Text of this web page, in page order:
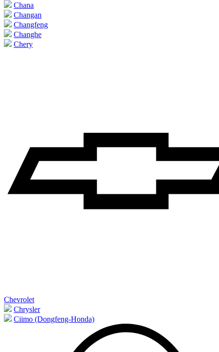
Chana
Changan
Changfeng
Changhe
Chery
Chevrolet
Chrysler
Ciimo (Dongfeng-Honda)